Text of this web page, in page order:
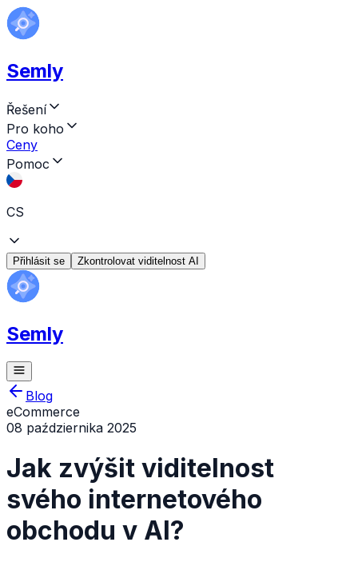
Semly
Řešení
Pro koho
Ceny
Pomoc
CS
Přihlásit se Zkontrolovat viditelnost AI
Semly
Blog
eCommerce
08 października 2025
Jak zvýšit viditelnost
svého internetového
obchodu v AI?